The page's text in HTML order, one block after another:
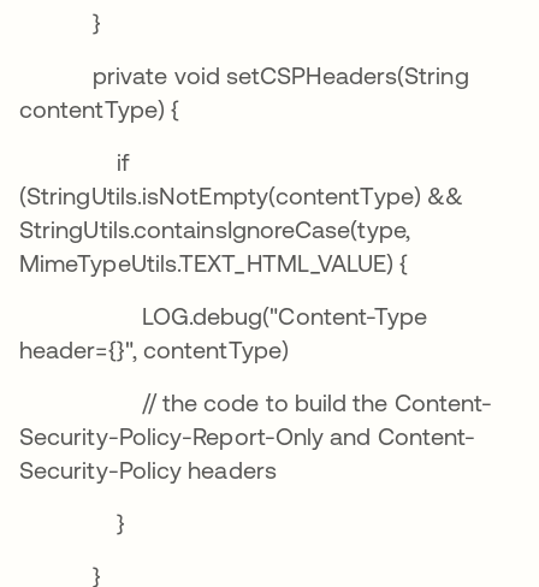
}
private void setCSPHeaders(String
contentType) {
if
(StringUtils.isNotEmpty(contentType) &&
StringUtils.containsIgnoreCase(type,
MimeTypeUtils.TEXT_HTML_VALUE) {
LOG.debug("Content-Type
header={}", contentType)
// the code to build the Content-
Security-Policy-Report-Only and Content-
Security-Policy headers
}
}